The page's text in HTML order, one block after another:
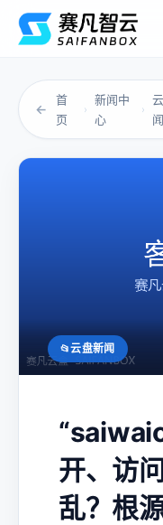
←
首
页
›
新闻中
心
›
闻
云盘新闻
开、访
乱？根